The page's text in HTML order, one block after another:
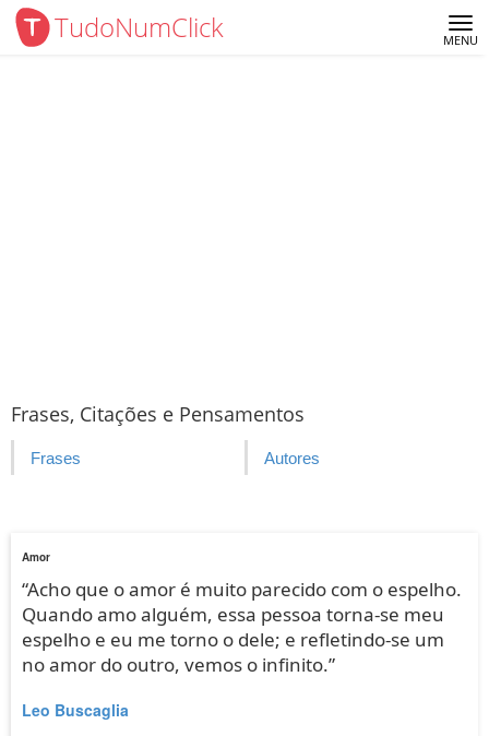
TudoNumClick MENU
Frases, Citações e Pensamentos
Frases Autores
Amor
“Acho que o amor é muito parecido com o espelho.
Quando amo alguém, essa pessoa torna-se meu
espelho e eu me torno o dele; e refletindo-se um
no amor do outro, vemos o infinito.”
Leo Buscaglia